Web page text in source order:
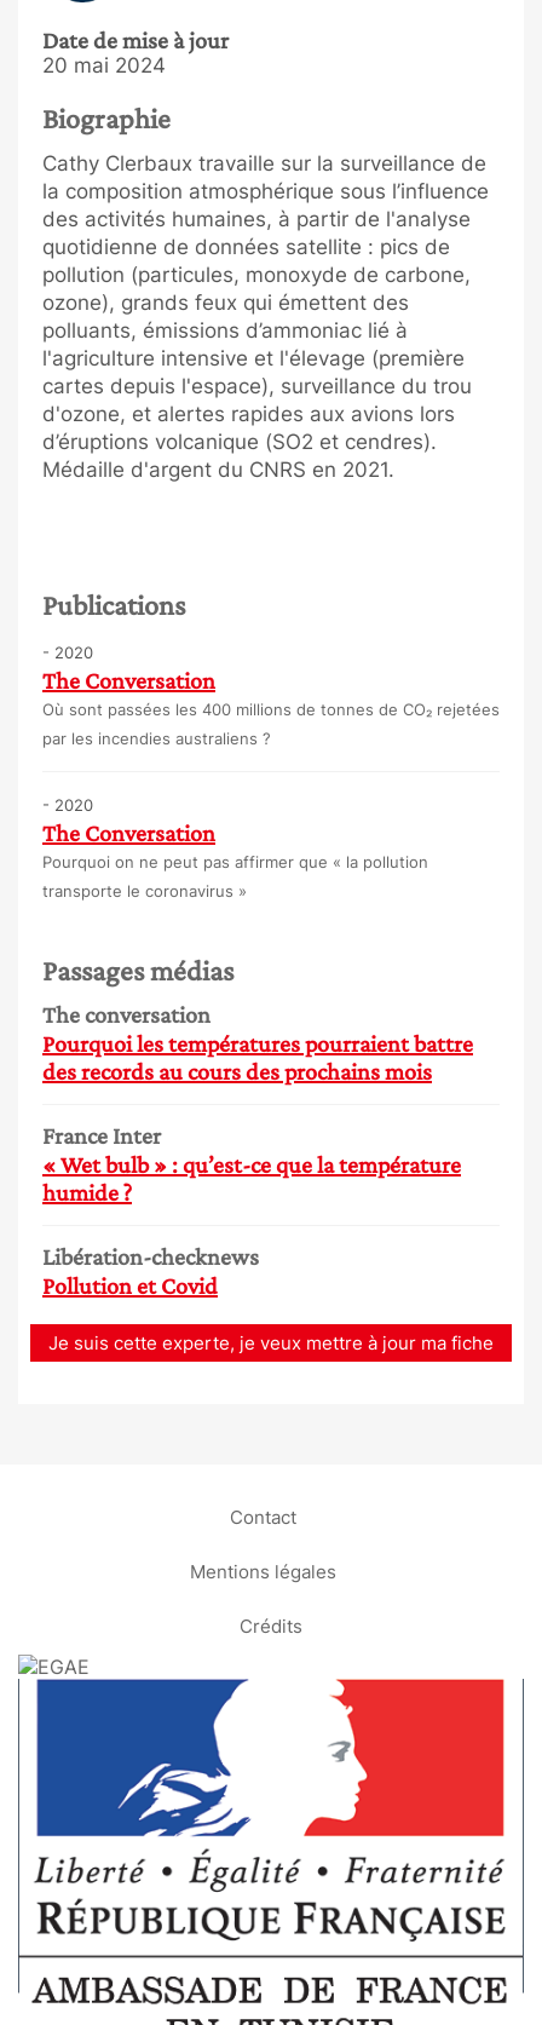
Date de mise à jour
20 mai 2024
Biographie
Cathy Clerbaux travaille sur la surveillance de
la composition atmosphérique sous l’influence
des activités humaines, à partir de l'analyse
quotidienne de données satellite : pics de
pollution (particules, monoxyde de carbone,
ozone), grands feux qui émettent des
polluants, émissions d’ammoniac lié à
l'agriculture intensive et l'élevage (première
cartes depuis l'espace), surveillance du trou
d'ozone, et alertes rapides aux avions lors
d’éruptions volcanique (SO2 et cendres).
Médaille d'argent du CNRS en 2021.
Publications
- 2020
The Conversation
Où sont passées les 400 millions de tonnes de CO₂ rejetées
par les incendies australiens ?
- 2020
The Conversation
Pourquoi on ne peut pas affirmer que « la pollution
transporte le coronavirus »
Passages médias
The conversation
Pourquoi les températures pourraient battre
des records au cours des prochains mois
France Inter
« Wet bulb » : qu’est-ce que la température
humide ?
Libération-checknews
Pollution et Covid
Je suis cette experte, je veux mettre à jour ma fiche
Contact
Mentions légales
Crédits